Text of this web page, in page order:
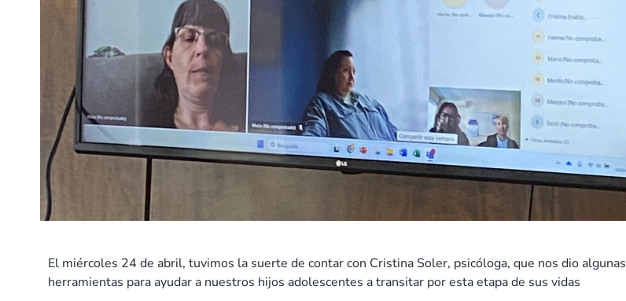
El miércoles 24 de abril, tuvimos la suerte de contar con Cristina Soler, psicóloga, que nos dio algunas
herramientas para ayudar a nuestros hijos adolescentes a transitar por esta etapa de sus vidas